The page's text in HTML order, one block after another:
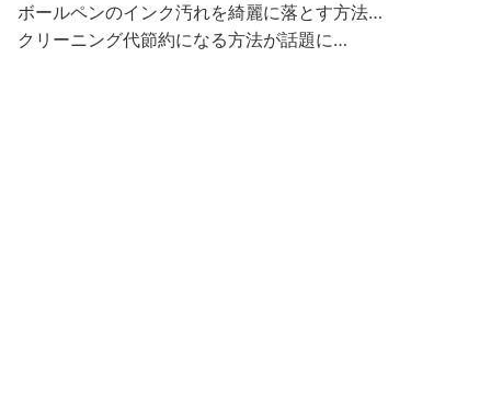
ボールペンのインク汚れを綺麗に落とす方法…
クリーニング代節約になる方法が話題に…